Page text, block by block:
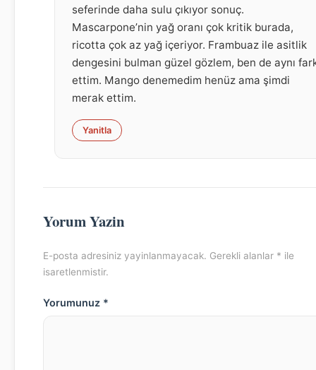
seferinde daha sulu çıkıyor sonuç.
Mascarpone’nin yağ oranı çok kritik burada,
ricotta çok az yağ içeriyor. Frambuaz ile asitlik
dengesini bulman güzel gözlem, ben de aynı
ettim. Mango denemedim henüz ama şimdi
merak ettim.
Yanitla
Yorum Yazin
E-posta adresiniz yayinlanmayacak. Gerekli alanlar * ile
isaretlenmistir.
Yorumunuz *